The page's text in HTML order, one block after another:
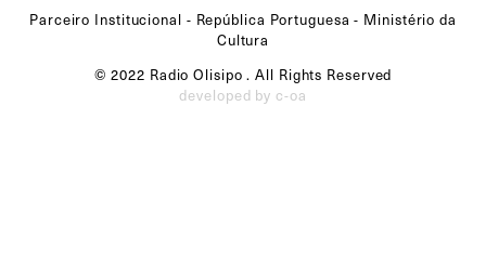
Parceiro Institucional - República Portuguesa - Ministério da
Cultura
© 2022 Radio Olisipo . All Rights Reserved
developed by c-oa